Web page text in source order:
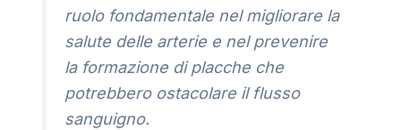
ruolo fondamentale nel migliorare la
salute delle arterie e nel prevenire
la formazione di placche che
potrebbero ostacolare il flusso
sanguigno.